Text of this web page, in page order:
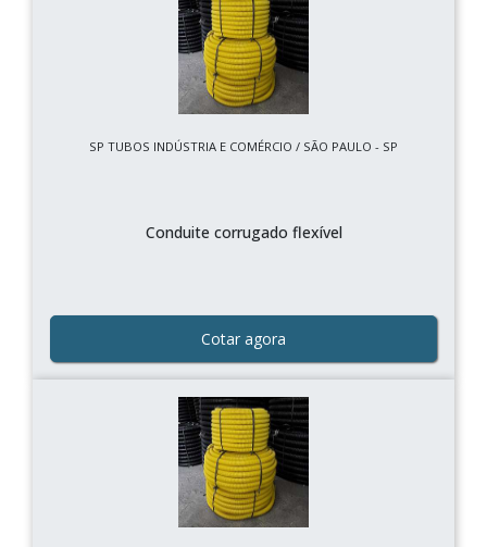
SP TUBOS INDÚSTRIA E COMÉRCIO / SÃO PAULO - SP
Conduite corrugado flexível
Cotar agora